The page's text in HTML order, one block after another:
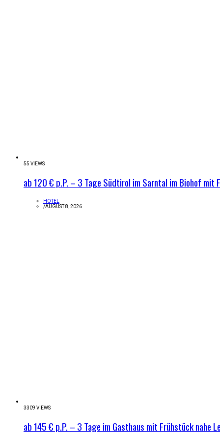
55 VIEWS
ab 120 € p.P. – 3 Tage Südtirol im Sarntal im Biohof mit
HOTEL
/AUGUST 8, 2026
3309 VIEWS
ab 145 € p.P. – 3 Tage im Gasthaus mit Frühstück nahe